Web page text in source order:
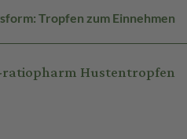
Tropfen zum Einnehmen
Hustentropfen